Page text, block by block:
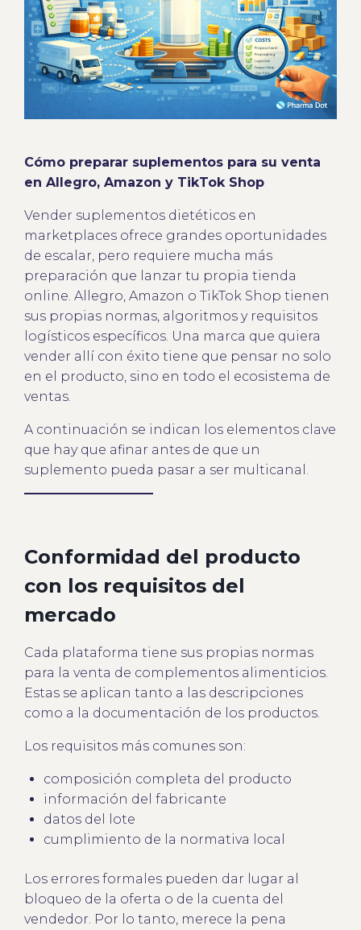
Cómo preparar suplementos para su venta
en Allegro, Amazon y TikTok Shop
Vender suplementos dietéticos en
marketplaces ofrece grandes oportunidades
de escalar, pero requiere mucha más
preparación que lanzar tu propia tienda
online. Allegro, Amazon o TikTok Shop tienen
sus propias normas, algoritmos y requisitos
logísticos específicos. Una marca que quiera
vender allí con éxito tiene que pensar no solo
en el producto, sino en todo el ecosistema de
ventas.
A continuación se indican los elementos clave
que hay que afinar antes de que un
suplemento pueda pasar a ser multicanal.
Conformidad del producto
con los requisitos del
mercado
Cada plataforma tiene sus propias normas
para la venta de complementos alimenticios.
Estas se aplican tanto a las descripciones
como a la documentación de los productos.
Los requisitos más comunes son:
composición completa del producto
información del fabricante
datos del lote
cumplimiento de la normativa local
Los errores formales pueden dar lugar al
bloqueo de la oferta o de la cuenta del
vendedor. Por lo tanto, merece la pena